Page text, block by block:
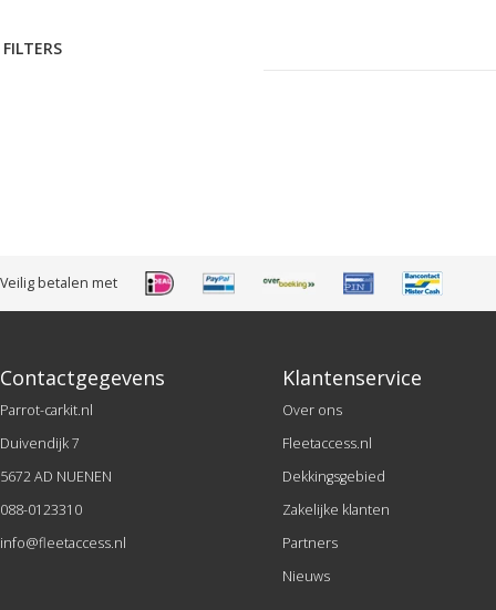
FILTERS
Veilig betalen met
Contactgegevens
Parrot-carkit.nl
Duivendijk 7
5672 AD NUENEN
088-0123310
info@fleetaccess.nl
Klantenservice
Over ons
Fleetaccess.nl
Dekkingsgebied
Zakelijke klanten
Partners
Nieuws